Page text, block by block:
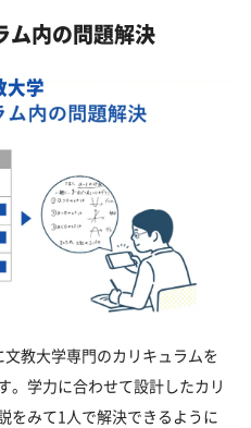
ム内の問題解決
大学
教大学専門のカリキュラムを
。学力に合わせて設計したカリ
をみて1人で解決できるように